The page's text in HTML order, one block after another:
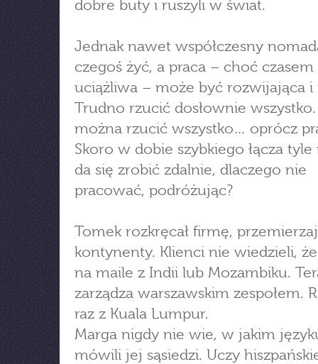
dobre buty i ruszyli w świat.
Jednak nawet współczesny
czegoś żyć, a praca – choć czasem
uciążliwa – może być rozwijająca i
Trudno rzucić dosłownie
można rzucić wszystko… oprócz
Skoro w dobie szybkiego łącza tyle
da się zrobić zdalnie, dlaczego nie
pracować, podróżując?
Tomek rozkręcał firmę,
kontynenty. Klienci nie wiedzieli,
na maile z Indii lub Mozambiku.
zarządza warszawskim zespołem.
raz z Kuala Lumpur.
Marga nigdy nie wie, w jakim
mówili jej sąsiedzi. Uczy